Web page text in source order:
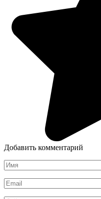
Добавить комментарий
Имя
*
Email
*